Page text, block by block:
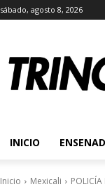
sábado, agosto 8, 2026
INICIO
Inicio Mexicali POLICÍA